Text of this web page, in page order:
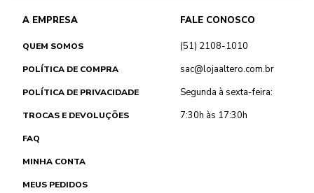
A EMPRESA
QUEM SOMOS
POLÍTICA DE COMPRA
POLÍTICA DE PRIVACIDADE
TROCAS E DEVOLUÇÕES
FAQ
MINHA CONTA
MEUS PEDIDOS
FALE CONOSCO
(51) 2108-1010
sac@lojaaltero.com.br
Segunda à sexta-feira:
7:30h às 17:30h